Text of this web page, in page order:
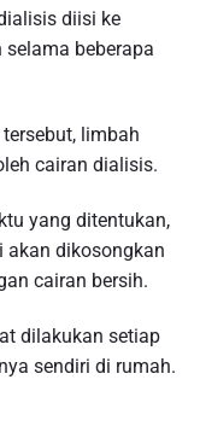
diisi ke
beberapa
limbah
cairan dialisis.
yang ditentukan,
akan dikosongkan
cairan bersih.
dilakukan setiap
sendiri di rumah.